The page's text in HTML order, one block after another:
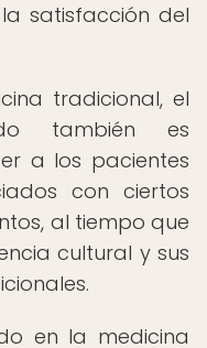
satisfacción del
tradicional, el
también es
a los pacientes
con ciertos
al tiempo que
cultural y sus
en la medicina